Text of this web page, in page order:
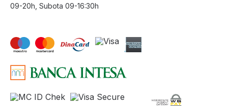
09-20h, Subota 09-16:30h